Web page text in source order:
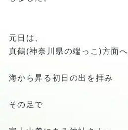
元日は、
真鶴(神奈川県の端っこ)方面へ
海から昇る初日の出を拝み
その足で